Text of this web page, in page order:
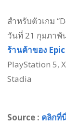
สำหรับตัวเกม
วันที่ 21 กุมภาพั
ร้านค้าของ
PlayStation 5,
Stadia
Source : คลิกที่